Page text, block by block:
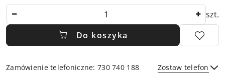
szt.
Do koszyka
Zamówienie telefoniczne: 730 740 188 Zostaw telefon